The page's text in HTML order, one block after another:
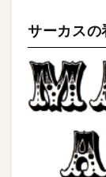
サーカスの